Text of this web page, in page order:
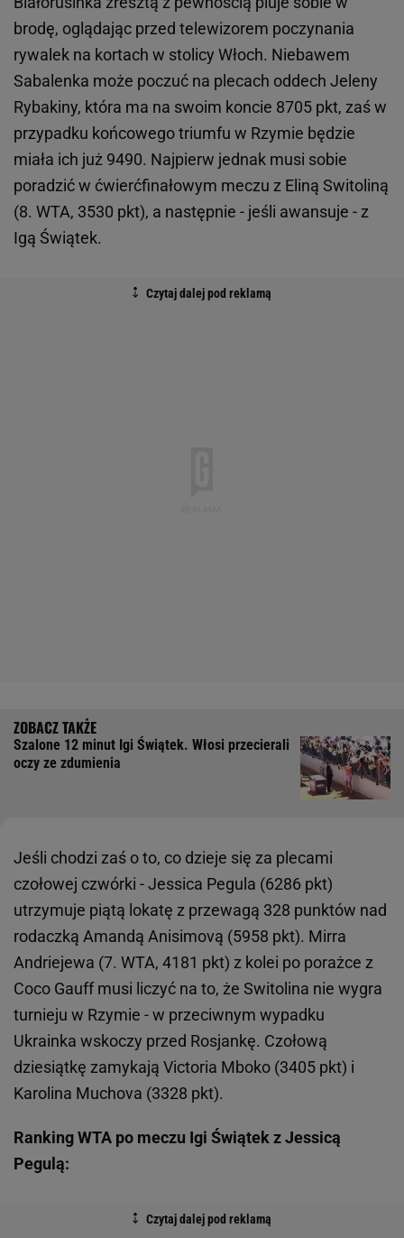
brodę, oglądając przed telewizorem poczynania
rywalek na kortach w stolicy Włoch. Niebawem
Sabalenka może poczuć na plecach oddech Jeleny
Rybakiny, która ma na swoim koncie 8705 pkt, zaś w
przypadku końcowego triumfu w Rzymie będzie
miała ich już 9490. Najpierw jednak musi sobie
poradzić w ćwierćfinałowym meczu z Eliną Switoliną
(8. WTA, 3530 pkt), a następnie - jeśli awansuje - z
Igą Świątek.
Szalone 12 minut Igi Świątek. Włosi przecierali
oczy ze zdumienia
Jeśli chodzi zaś o to, co dzieje się za plecami
czołowej czwórki - Jessica Pegula (6286 pkt)
utrzymuje piątą lokatę z przewagą 328 punktów nad
rodaczką Amandą Anisimovą (5958 pkt). Mirra
Andriejewa (7. WTA, 4181 pkt) z kolei po porażce z
Coco Gauff musi liczyć na to, że Switolina nie wygra
turnieju w Rzymie - w przeciwnym wypadku
Ukrainka wskoczy przed Rosjankę. Czołową
dziesiątkę zamykają Victoria Mboko (3405 pkt) i
Karolina Muchova (3328 pkt).
Ranking WTA po meczu Igi Świątek z Jessicą
Pegulą: